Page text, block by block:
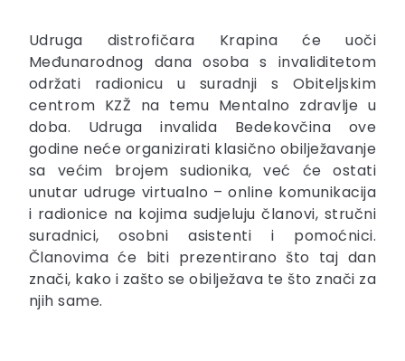
Udruga distrofičara Krapina će uoči
Međunarodnog dana osoba s invaliditetom
održati radionicu u suradnji s Obiteljskim
centrom KZŽ na temu Mentalno zdravlje u
doba. Udruga invalida Bedekovčina ove
godine neće organizirati klasično obilježavanje
sa većim brojem sudionika, već će ostati
unutar udruge virtualno – online komunikacija
i radionice na kojima sudjeluju članovi, stručni
suradnici, osobni asistenti i pomoćnici.
Članovima će biti prezentirano što taj dan
znači, kako i zašto se obilježava te što znači za
njih same.